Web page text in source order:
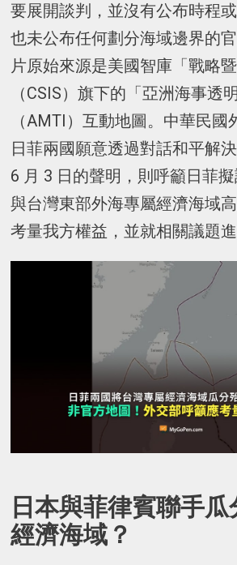
要展開談判，並沒有公布時程
也未公布任何劃分海域邊界的
片原始來源是美國智庫「戰略
（CSIS）旗下的「亞洲海事透
（AMTI）互動地圖。中華民國
日菲兩國願意透過對話和平解
6 月 3 日的聲明，則呼籲日菲
與台灣東部外海專屬經濟海域
考量我方權益，並就相關議題進
日本與菲律賓聯手
經濟海域？